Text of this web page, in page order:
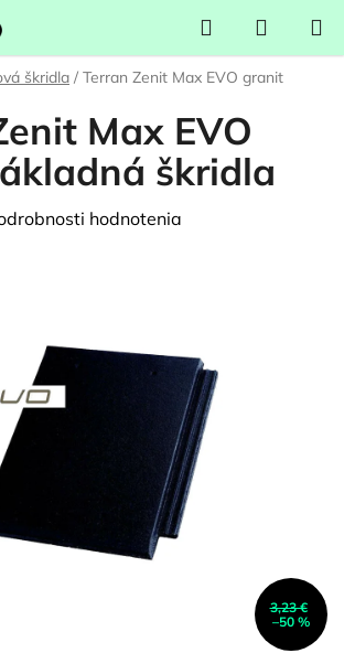
Hľadať
KOŠÍK
škridla / Terran Zenit Max EVO granit
Max EVO
škridla
hodnotenia
3,23 €
–50 %